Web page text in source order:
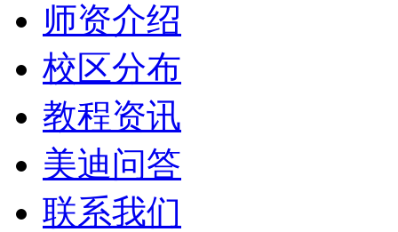
师资介绍
校区分布
教程资讯
美迪问答
联系我们